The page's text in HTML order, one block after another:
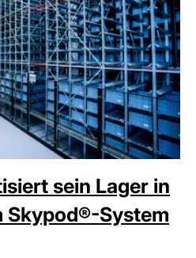
sein Lager in
Skypod®-System